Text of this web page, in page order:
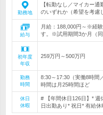
勤務地
【転勤なし／マイカー
のいずれか（希望を考慮
給与
月給：188,000円～※経
す。※試用期間3か月（同
初年度
年収
259万円～500万円
勤務
時間
8:30～17:30（実働8時間
時間は月25時間ほど
休日
休暇
# 【年間休日126日】*
日出勤あり* 祝日* 有給休